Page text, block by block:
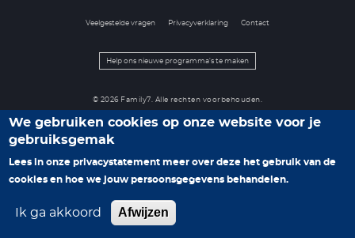
Veelgestelde vragen Privacyverklaring Contact
Help ons nieuwe programma's te maken
© 2026 Family7. Alle rechten voorbehouden.
We gebruiken cookies op onze website voor je
gebruiksgemak
Lees in onze privacystatement meer over deze het gebruik van de
cookies en hoe we jouw persoonsgegevens behandelen.
Ik ga akkoord Afwijzen